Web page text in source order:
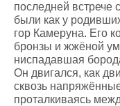
последней встрече
были как у
гор Камеруна. Его
бронзы и жжёной
ниспадавшая
Он двигался, как
сквозь
проталкиваясь